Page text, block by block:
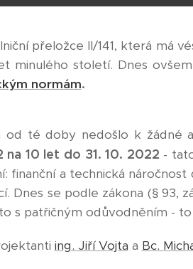
přeložce II/141, která má
minulého století. Dnes
normám.
té doby nedošlo k žádné
10 let do 31. 10. 2022 -
finanční a technická
se podle zákona (§ 93,
s patřičným odůvodněním - to
ing. Jiří Vojta a Bc.